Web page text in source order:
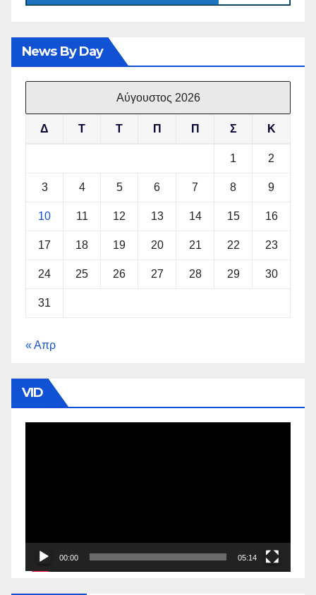
News By Day
Αύγουστος 2026
Δ Τ Τ Π Π Σ Κ
1 2
3 4 5 6 7 8 9
10 11 12 13 14 15 16
17 18 19 20 21 22 23
24 25 26 27 28 29 30
31
« Απρ
VID
00:00 05:14